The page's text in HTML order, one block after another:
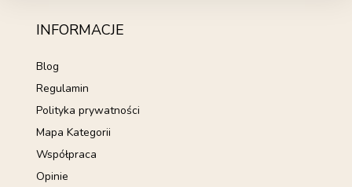
INFORMACJE
Blog
Regulamin
Polityka prywatności
Mapa Kategorii
Współpraca
Opinie